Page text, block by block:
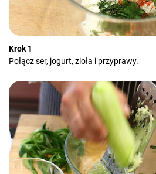
Krok 1
Połącz ser, jogurt, zioła i przyprawy.